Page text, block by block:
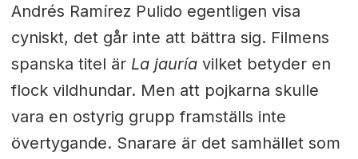
Andrés Ramírez Pulido egentligen visa
cyniskt, det går inte att bättra sig. Filmens
spanska titel är La jauría vilket betyder en
flock vildhundar. Men att pojkarna skulle
vara en ostyrig grupp framställs inte
övertygande. Snarare är det samhället som